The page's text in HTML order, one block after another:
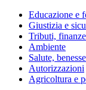
Educazione e
Giustizia e
Tributi,
Ambiente
Salute,
Autorizzazioni
Agricoltura e